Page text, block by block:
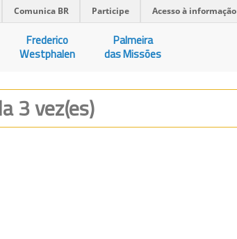
Comunica BR Participe Acesso à informação
Frederico
Westphalen
Palmeira
das Missões
3 vez(es)